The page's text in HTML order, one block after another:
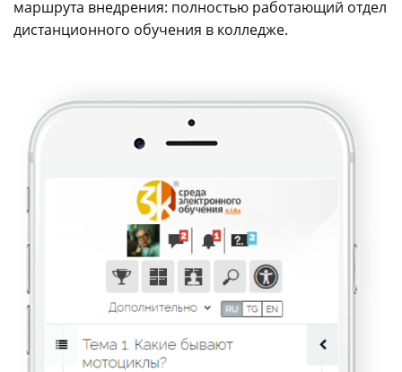
маршрута внедрения: полностью работающий отдел
дистанционного обучения в колледже.